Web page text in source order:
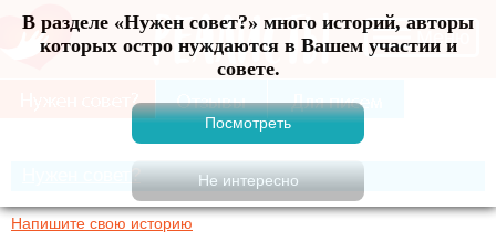
В разделе «Нужен совет?» много историй, авторы
которых остро нуждаются в Вашем участии и
совете.
Меню
Нужен совет?
Напишите свою историю